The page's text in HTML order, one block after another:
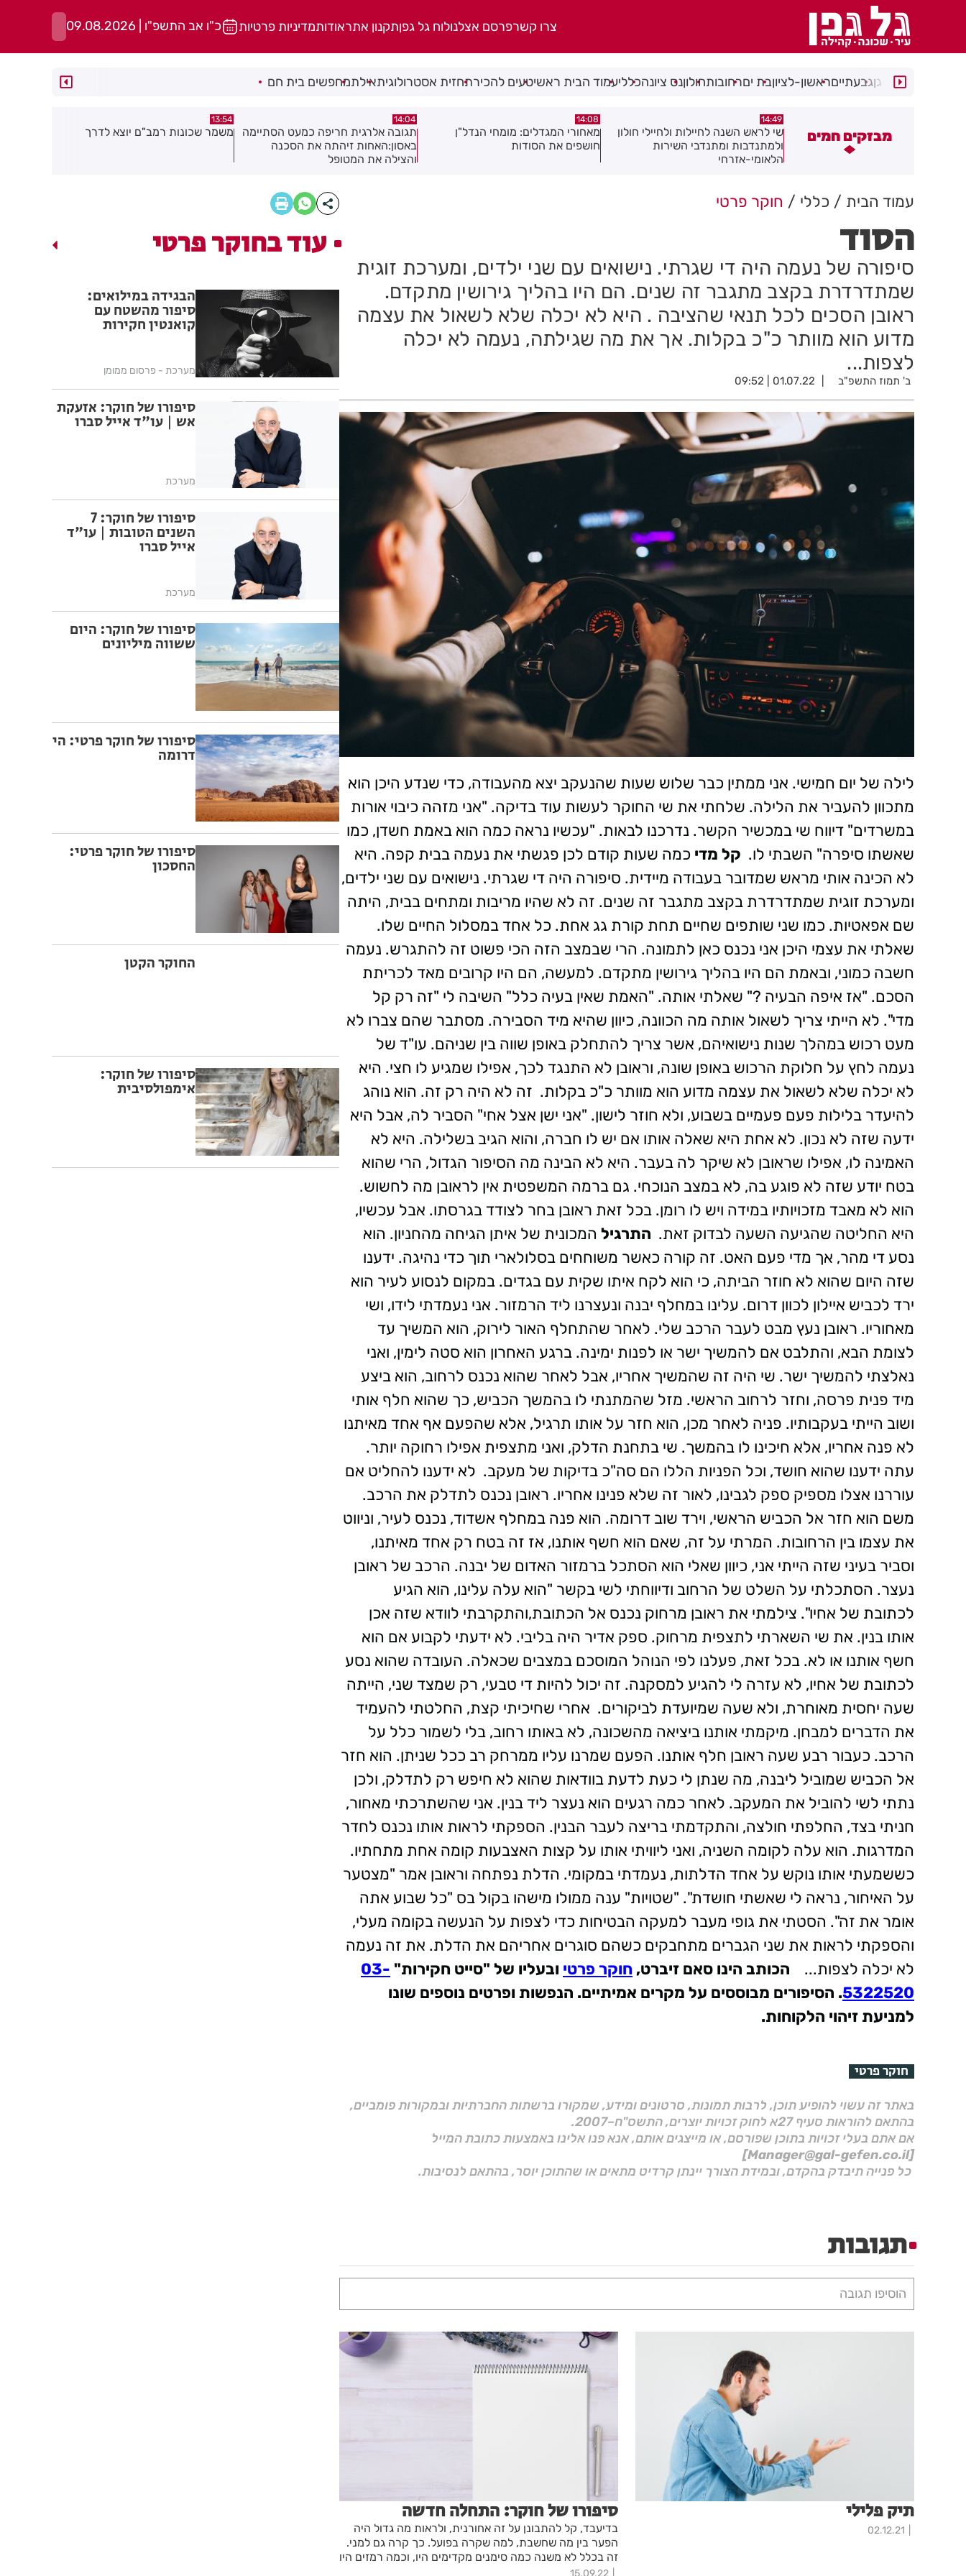
צרו קשרפרסם אצלנולוח גל גפןתקנון אתראודותמדיניות פרטיות כ"ו אב התשפ"ו | 09.08.2026
רמת גןגבעתייםראשון-לציוןבת יםרחובותחולוןנס ציונהכלליעמוד הבית ראשיטעים להכירתחזית אסטרולוגיתאילתמחפשים בית חם
מבזקים חמים
שי לראש השנה לחיילות ולחיילי חולון
ולמתנדבות ומתנדבי השירות
14:08
מאחורי המגדלים: מומחי הנדל"ן
חושפים את הסודות
14:04
תגובה אלרגית חריפה כמעט הסתיימה
באסון:האחות זיהתה את הסכנה
13:54
משמר שכונות רמב"ם יוצא לדרך
13:50
רימון הושלך אל עבר מסעדה בראשון
עמוד הבית כללי חוקר פרטי
הסוד
סיפורה של נעמה היה די שגרתי. נישואים עם שני ילדים, ומערכת זוגית
שמתדרדרת בקצב מתגבר זה שנים. הם היו בהליך גירושין מתקדם.
ראובן הסכים לכל תנאי שהציבה . היא לא יכלה שלא לשאול את עצמה
מדוע הוא מוותר כ"כ בקלות. אך את מה שגילתה, נעמה לא יכלה
לצפות...
ב' תמוז התשפ"ב 01.07.22 | 09:52
לילה של יום חמישי. אני ממתין כבר שלוש שעות שהנעקב יצא מהעבודה, כדי שנדע היכן הוא
מתכוון להעביר את הלילה. שלחתי את שי החוקר לעשות עוד בדיקה. "אני מזהה כיבוי אורות
במשרדים" דיווח שי במכשיר הקשר. נדרכנו לבאות. "עכשיו נראה כמה הוא באמת חשדן, כמו
שאשתו סיפרה" השבתי לו. קל מדי כמה שעות קודם לכן פגשתי את נעמה בבית קפה. היא
לא הכינה אותי מראש שמדובר בעבודה מיידית. סיפורה היה די שגרתי. נישואים עם שני ילדים,
ומערכת זוגית שמתדרדרת בקצב מתגבר זה שנים. זה לא שהיו מריבות ומתחים בבית, היתה
שם אפאטיות. כמו שני שותפים שחיים תחת קורת גג אחת. כל אחד במסלול החיים שלו.
שאלתי את עצמי היכן אני נכנס כאן לתמונה. הרי שבמצב הזה הכי פשוט זה להתגרש. נעמה
חשבה כמוני, ובאמת הם היו בהליך גירושין מתקדם. למעשה, הם היו קרובים מאד לכריתת
הסכם. "אז איפה הבעיה ?" שאלתי אותה. "האמת שאין בעיה כלל" השיבה לי "זה רק קל
מדי". לא הייתי צריך לשאול אותה מה הכוונה, כיוון שהיא מיד הסבירה. מסתבר שהם צברו לא
מעט רכוש במהלך שנות נישואיהם, אשר צריך להתחלק באופן שווה בין שניהם. עו"ד של
נעמה לחץ על חלוקת הרכוש באופן שונה, וראובן לא התנגד לכך, אפילו שמגיע לו חצי. היא
לא יכלה שלא לשאול את עצמה מדוע הוא מוותר כ"כ בקלות. זה לא היה רק זה. הוא נוהג
להיעדר בלילות פעם פעמיים בשבוע, ולא חוזר לישון. "אני ישן אצל אחי" הסביר לה, אבל היא
ידעה שזה לא נכון. לא אחת היא שאלה אותו אם יש לו חברה, והוא הגיב בשלילה. היא לא
האמינה לו, אפילו שראובן לא שיקר לה בעבר. היא לא הבינה מה הסיפור הגדול, הרי שהוא
בטח יודע שזה לא פוגע בה, לא במצב הנוכחי. גם ברמה המשפטית אין לראובן מה לחשוש.
הוא לא מאבד מזכויותיו במידה ויש לו רומן. בכל זאת ראובן בחר לצודד בגרסתו. אבל עכשיו,
היא החליטה שהגיעה השעה לבדוק זאת. התרגיל המכונית של איתן הגיחה מהחניון. הוא
נסע די מהר, אך מדי פעם האט. זה קורה כאשר משוחחים בסלולארי תוך כדי נהיגה. ידענו
שזה היום שהוא לא חוזר הביתה, כי הוא לקח איתו שקית עם בגדים. במקום לנסוע לעיר הוא
ירד לכביש איילון לכוון דרום. עלינו במחלף יבנה ונעצרנו ליד הרמזור. אני נעמדתי לידו, ושי
מאחוריו. ראובן נעץ מבט לעבר הרכב שלי. לאחר שהתחלף האור לירוק, הוא המשיך עד
לצומת הבא, והתלבט אם להמשיך ישר או לפנות ימינה. ברגע האחרון הוא סטה לימין, ואני
נאלצתי להמשיך ישר. שי היה זה שהמשיך אחריו, אבל לאחר שהוא נכנס לרחוב, הוא ביצע
מיד פנית פרסה, וחזר לרחוב הראשי. מזל שהמתנתי לו בהמשך הכביש, כך שהוא חלף אותי
ושוב הייתי בעקבותיו. פניה לאחר מכן, הוא חזר על אותו תרגיל, אלא שהפעם אף אחד מאיתנו
לא פנה אחריו, אלא חיכינו לו בהמשך. שי בתחנת הדלק, ואני מתצפית אפילו רחוקה יותר.
עתה ידענו שהוא חושד, וכל הפניות הללו הם סה"כ בדיקות של מעקב. לא ידענו להחליט אם
עוררנו אצלו מספיק ספק לגבינו, לאור זה שלא פנינו אחריו. ראובן נכנס לתדלק את הרכב.
משם הוא חזר אל הכביש הראשי, וירד שוב דרומה. הוא פנה במחלף אשדוד, נכנס לעיר, וניווט
את עצמו בין הרחובות. המרתי על זה, שאם הוא חשף אותנו, אז זה בטח רק אחד מאיתנו,
וסביר בעיני שזה הייתי אני, כיוון שאלי הוא הסתכל ברמזור האדום של יבנה. הרכב של ראובן
נעצר. הסתכלתי על השלט של הרחוב ודיווחתי לשי בקשר "הוא עלה עלינו, הוא הגיע
לכתובת של אחיו". צילמתי את ראובן מרחוק נכנס אל הכתובת,והתקרבתי לוודא שזה אכן
אותו בנין. את שי השארתי לתצפית מרחוק. ספק אדיר היה בליבי. לא ידעתי לקבוע אם הוא
חשף אותנו או לא. בכל זאת, פעלנו לפי הנוהל המוסכם במצבים שכאלה. העובדה שהוא נסע
לכתובת של אחיו, לא עזרה לי להגיע למסקנה. זה יכול להיות די טבעי, רק שמצד שני, הייתה
שעה יחסית מאוחרת, ולא שעה שמיועדת לביקורים. אחרי שחיכיתי קצת, החלטתי להעמיד
את הדברים למבחן. מיקמתי אותנו ביציאה מהשכונה, לא באותו רחוב, בלי לשמור כלל על
הרכב. כעבור רבע שעה ראובן חלף אותנו. הפעם שמרנו עליו ממרחק רב ככל שניתן. הוא חזר
אל הכביש שמוביל ליבנה, מה שנתן לי כעת לדעת בוודאות שהוא לא חיפש רק לתדלק, ולכן
נתתי לשי להוביל את המעקב. לאחר כמה רגעים הוא נעצר ליד בנין. אני שהשתרכתי מאחור,
חניתי בצד, החלפתי חולצה, והתקדמתי בריצה לעבר הבנין. הספקתי לראות אותו נכנס לחדר
המדרגות. הוא עלה לקומה השניה, ואני ליוויתי אותו על קצות האצבעות קומה אחת מתחתיו.
כששמעתי אותו נוקש על אחד הדלתות, נעמדתי במקומי. הדלת נפתחה וראובן אמר "מצטער
על האיחור, נראה לי שאשתי חושדת". "שטויות" ענה ממולו מישהו בקול בס "כל שבוע אתה
אומר את זה". הסטתי את גופי מעבר למעקה הבטיחות כדי לצפות על הנעשה בקומה מעלי,
והספקתי לראות את שני הגברים מתחבקים כשהם סוגרים אחריהם את הדלת. את זה נעמה
לא יכלה לצפות...
הכותב הינו סאם זיברט, חוקר פרטי ובעליו של "סייט חקירות" 03-
5322520. הסיפורים מבוססים על מקרים אמיתיים. הנפשות ופרטים נוספים שונו
למניעת זיהוי הלקוחות.
חוקר פרטי
באתר זה עשוי להופיע תוכן, לרבות תמונות, סרטונים ומידע, שמקורו ברשתות החברתיות ובמקורות פומביים,
בהתאם להוראות סעיף 27א לחוק זכויות יוצרים, התשס"ח–2007.
אם אתם בעלי זכויות בתוכן שפורסם, או מייצגים אותם, אנא פנו אלינו באמצעות כתובת המייל
[Manager@gal-gefen.co.il]
כל פנייה תיבדק בהקדם, ובמידת הצורך יינתן קרדיט מתאים או שהתוכן יוסר, בהתאם לנסיבות.
תגובות
הוסיפו תגובה
תיק פלילי
02.12.21
סיפורו של חוקר: התחלה חדשה
בדיעבד, קל להתבונן על זה אחורנית, ולראות מה גדול היה
הפער בין מה שחשבת, למה שקרה בפועל. כך קרה גם למני.
זה בכלל לא משנה כמה סימנים מקדימים היו, וכמה רמזים היו
פזורים בשטח. באותו שלב של חייו הוא לא יכל היה לקבל מידע
15.09.22
עוד בחוקר פרטי
הבגידה במילואים:
סיפור מהשטח עם
קואנטין חקירות
מערכת - פרסום ממומן
סיפורו של חוקר: אזעקת
אש | עו"ד אייל סברו
מערכת
סיפורו של חוקר: 7
השנים הטובות | עו"ד
אייל סברו
מערכת
סיפורו של חוקר: היום
ששווה מיליונים
סיפורו של חוקר פרטי: הי
דרומה
סיפורו של חוקר פרטי:
החסכון
החוקר הקטן
סיפורו של חוקר:
אימפולסיבית